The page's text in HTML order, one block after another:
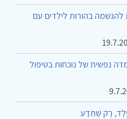
להגשמה בהורות לילדים עם
נפשית של נוכחות בטיפול
רַק שֶׁתֵּדַע